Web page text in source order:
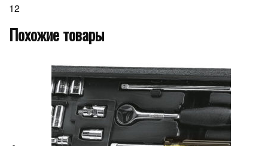
12
Похожие товары